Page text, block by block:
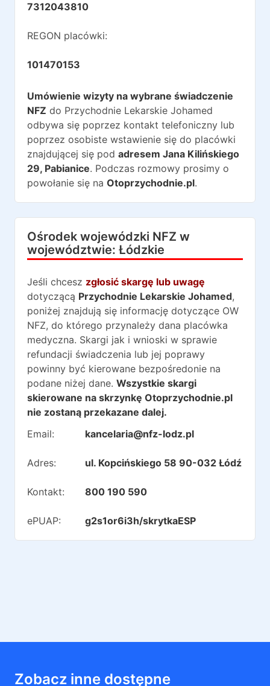
7312043810
REGON placówki:
101470153
Umówienie wizyty na wybrane świadczenie
NFZ do Przychodnie Lekarskie Johamed
odbywa się poprzez kontakt telefoniczny lub
poprzez osobiste wstawienie się do placówki
znajdującej się pod adresem Jana Kilińskiego
29, Pabianice. Podczas rozmowy prosimy o
powołanie się na Otoprzychodnie.pl.
Ośrodek wojewódzki NFZ w
województwie: Łódzkie
Jeśli chcesz zgłosić skargę lub uwagę
dotyczącą Przychodnie Lekarskie Johamed,
poniżej znajdują się informację dotyczące OW
NFZ, do którego przynależy dana placówka
medyczna. Skargi jak i wnioski w sprawie
refundacji świadczenia lub jej poprawy
powinny być kierowane bezpośredonie na
podane niżej dane. Wszystkie skargi
skierowane na skrzynkę Otoprzychodnie.pl
nie zostaną przekazane dalej.
Email:
kancelaria@nfz-lodz.pl
Adres: ul. Kopcińskiego 58 90-032 Łódź
Kontakt: 800 190 590
ePUAP: g2s1or6i3h/skrytkaESP
Zobacz inne dostępne